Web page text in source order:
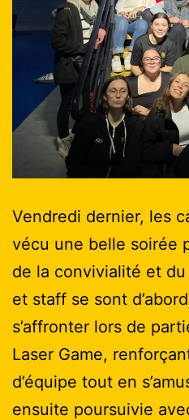
Vendredi dernier, les
vécu une belle soirée
de la convivialité et
et staff se sont
s’affronter lors de
Laser Game,
d’équipe tout en
ensuite poursuivie